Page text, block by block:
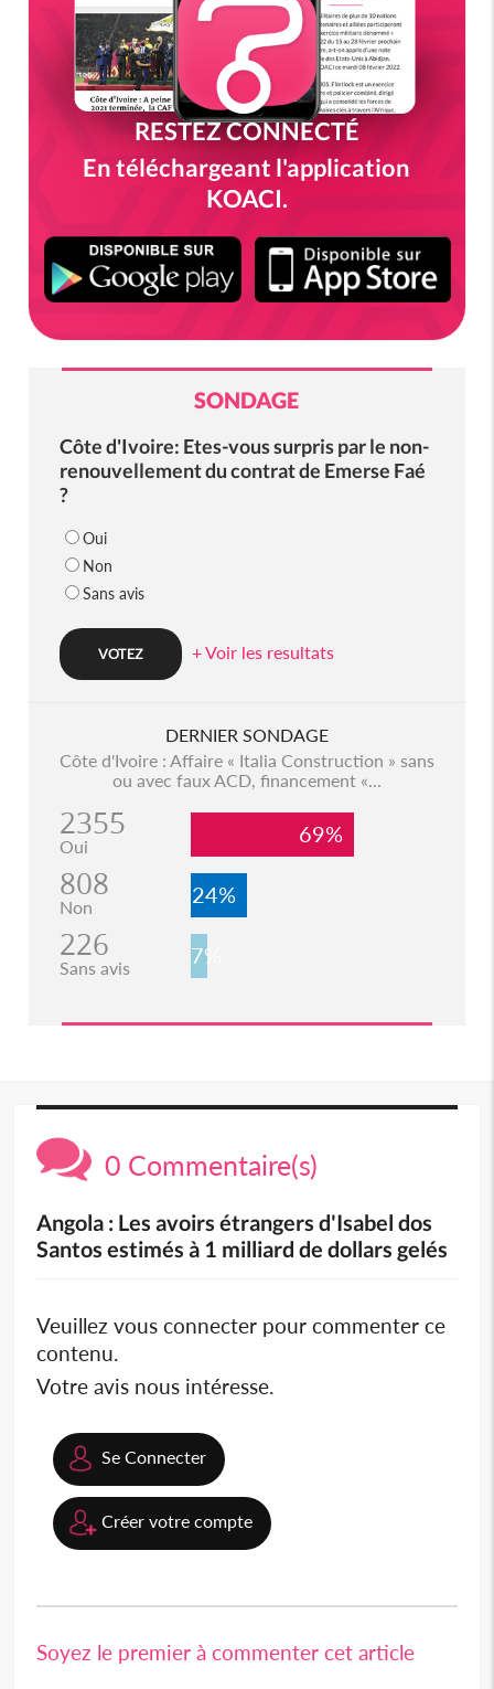
RESTEZ CONNECTÉ
En téléchargeant l'application
KOACI.
SONDAGE
Côte d'Ivoire: Etes-vous surpris par le non-
renouvellement du contrat de Emerse Faé
?
Oui
Non
Sans avis
+ Voir les resultats
DERNIER SONDAGE
Côte d'Ivoire : Affaire « Italia Construction » sans
ou avec faux ACD, financement «...
2355
Oui 69%
808
Non 24%
226
Sans avis 7%
0 Commentaire(s)
Angola : Les avoirs étrangers d'Isabel dos
Santos estimés à 1 milliard de dollars gelés
Veuillez vous connecter pour commenter ce
contenu.
Votre avis nous intéresse.
Se Connecter
Créer votre compte
Soyez le premier à commenter cet article